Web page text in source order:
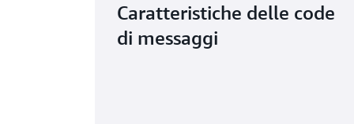
Caratteristiche delle code
di messaggi